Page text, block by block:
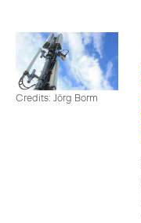
Credits: Jörg Borm